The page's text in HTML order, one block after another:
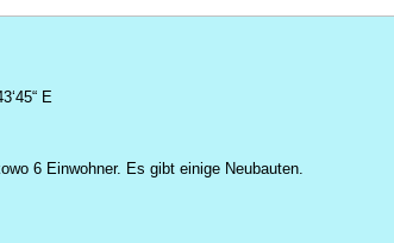
E
6 Einwohner. Es gibt einige Neubauten.